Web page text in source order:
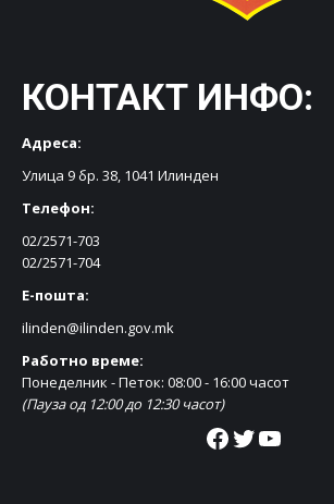
КОНТАКТ ИНФО:
Адреса:
Улица 9 бр. 38, 1041 Илинден
Телефон:
02/2571-703
02/2571-704
Е-пошта:
ilinden@ilinden.gov.mk
Работно време:
Понеделник - Петок: 08:00 - 16:00 часот
(Пауза од 12:00 до 12:30 часот)
Facebook Twitter YouTube